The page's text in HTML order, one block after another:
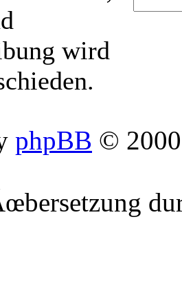
wird
phpBB ©